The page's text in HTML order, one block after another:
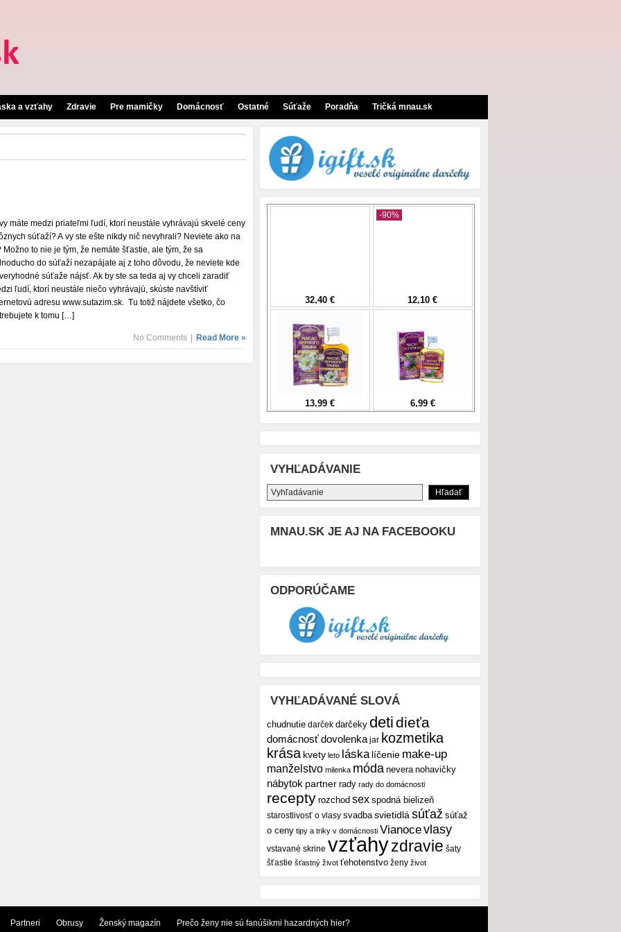
a vzťahy Zdravie Pre mamičky Domácnosť Ostatné Súťaže Poradňa Tričká mnau.sk
máte medzi priateľmi ľudí, ktorí neustále vyhrávajú skvelé ceny
súťaží? A vy ste ešte nikdy nič nevyhrali? Neviete ako na
Možno to nie je tým, že nemáte šťastie, ale tým, že sa
do súťaží nezapájate aj z toho dôvodu, že neviete kde
súťaže nájsť. Ak by ste sa teda aj vy chceli zaradiť
ľudí, ktorí neustále niečo vyhrávajú, skúste navštíviť
adresu www.sutazim.sk. Tu totiž nájdete všetko, čo
k tomu […]
No Comments Read More »
VYHĽADÁVANIE
MNAU.SK JE AJ NA FACEBOOKU
ODPORÚČAME
VYHĽADÁVANÉ SLOVÁ
chudnutie darček darčeky detidieťa
domácnosťdovolenka jar kozmetika
krása kvety leto láska líčenie make-up
manželstvo milenka móda nevera nohavičky
nábytok partner rady rady do domácnosti
recepty rozchod sex spodná bielizeň
starostlivosť o vlasy svadba svietidlá súťaž súťaž
o ceny tipy a triky v domácnosti Vianocevlasy
vstavané skrine vzťahyzdravie šaty
šťastie šťastný život ťehotenstvo ženy život
Partneri Obrusy Ženský magazín Prečo ženy nie sú fanúšikmi hazardných hier?